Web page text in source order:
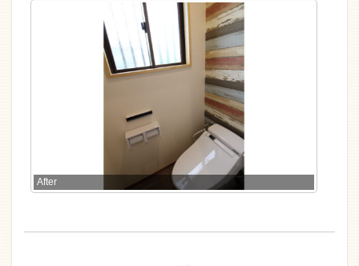
After